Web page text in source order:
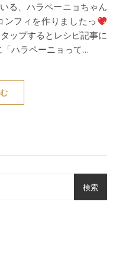
フィを作りましたっ
タップするとレシピ記事に
ハラペーニョって…
検索